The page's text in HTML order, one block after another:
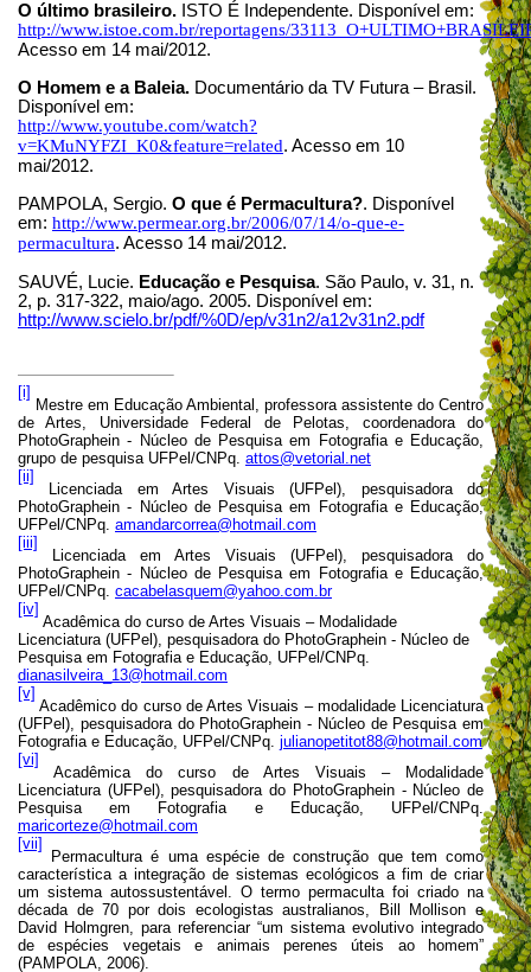
O último brasileiro. ISTO É Independente. Disponível em:
http://www.istoe.com.br/reportagens/
Acesso em 14 mai/2012.
O Homem e a Baleia. Documentário da TV Futura – Brasil.
Disponível em:
http://www.youtube.com/watch?
v=KMuNYFZI_K0&feature=related. Acesso em 10
mai/2012.
PAMPOLA, Sergio. O que é Permacultura?. Disponível
em: http://www.permear.org.br/2006/07/14/o-que-e-
permacultura. Acesso 14 mai/2012.
SAUVÉ, Lucie. Educação e Pesquisa. São Paulo, v. 31, n.
2, p. 317-322, maio/ago. 2005. Disponível em:
http://www.scielo.br/pdf/%0D/ep/v31n2/a12v31n2.pdf
[i]
Mestre em Educação Ambiental, professora assistente do Centro
de Artes, Universidade Federal de Pelotas, coordenadora do
PhotoGraphein - Núcleo de Pesquisa em Fotografia e Educação,
grupo de pesquisa UFPel/CNPq. attos@vetorial.net
[ii]
Licenciada em Artes Visuais (UFPel), pesquisadora do
PhotoGraphein - Núcleo de Pesquisa em Fotografia e Educação,
UFPel/CNPq. amandarcorrea@hotmail.com
[iii]
Licenciada em Artes Visuais (UFPel), pesquisadora do
PhotoGraphein - Núcleo de Pesquisa em Fotografia e Educação,
UFPel/CNPq. cacabelasquem@yahoo.com.br
[iv]
Acadêmica do curso de Artes Visuais – Modalidade
Licenciatura (UFPel), pesquisadora do PhotoGraphein - Núcleo de
Pesquisa em Fotografia e Educação, UFPel/CNPq.
dianasilveira_13@hotmail.com
[v]
Acadêmico do curso de Artes Visuais – modalidade Licenciatura
(UFPel), pesquisadora do PhotoGraphein - Núcleo de Pesquisa em
Fotografia e Educação, UFPel/CNPq. julianopetitot88@hotmail.com
[vi]
Acadêmica do curso de Artes Visuais – Modalidade
Licenciatura (UFPel), pesquisadora do PhotoGraphein - Núcleo de
Pesquisa em Fotografia e Educação, UFPel/CNPq.
maricorteze@hotmail.com
[vii]
Permacultura é uma espécie de construção que tem como
característica a integração de sistemas ecológicos a fim de criar
um sistema autossustentável. O termo permaculta foi criado na
década de 70 por dois ecologistas australianos, Bill Mollison e
David Holmgren, para referenciar “um sistema evolutivo integrado
de espécies vegetais e animais perenes úteis ao homem”
(PAMPOLA, 2006).